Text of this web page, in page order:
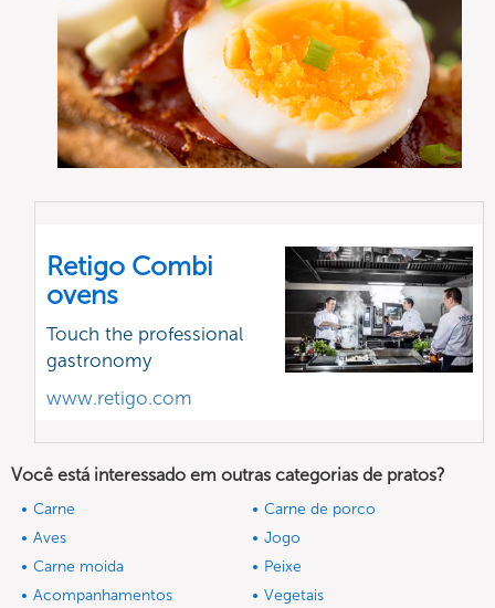
Retigo Combi
ovens
Touch the professional
gastronomy
www.retigo.com
Você está interessado em outras categorias de pratos?
Carne
Carne de porco
Aves
Jogo
Carne moida
Peixe
Acompanhamentos
Vegetais